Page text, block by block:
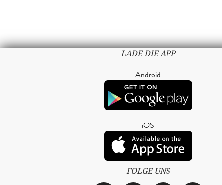
LADE DIE APP
Android
iOS
FOLGE UNS